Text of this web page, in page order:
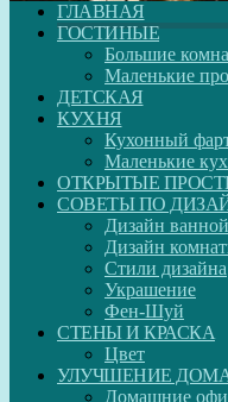
ГЛАВНАЯ
ГОСТИНЫЕ
Большие
Маленькие
ДЕТСКАЯ
КУХНЯ
Кухонный
Маленькие
ОТКРЫТЫЕ
СОВЕТЫ ПО
Дизайн ванной
Дизайн
Стили дизайна
Украшение
Фен-Шуй
СТЕНЫ И КРАСКА
Цвет
УЛУЧШЕНИЕ
Домашние